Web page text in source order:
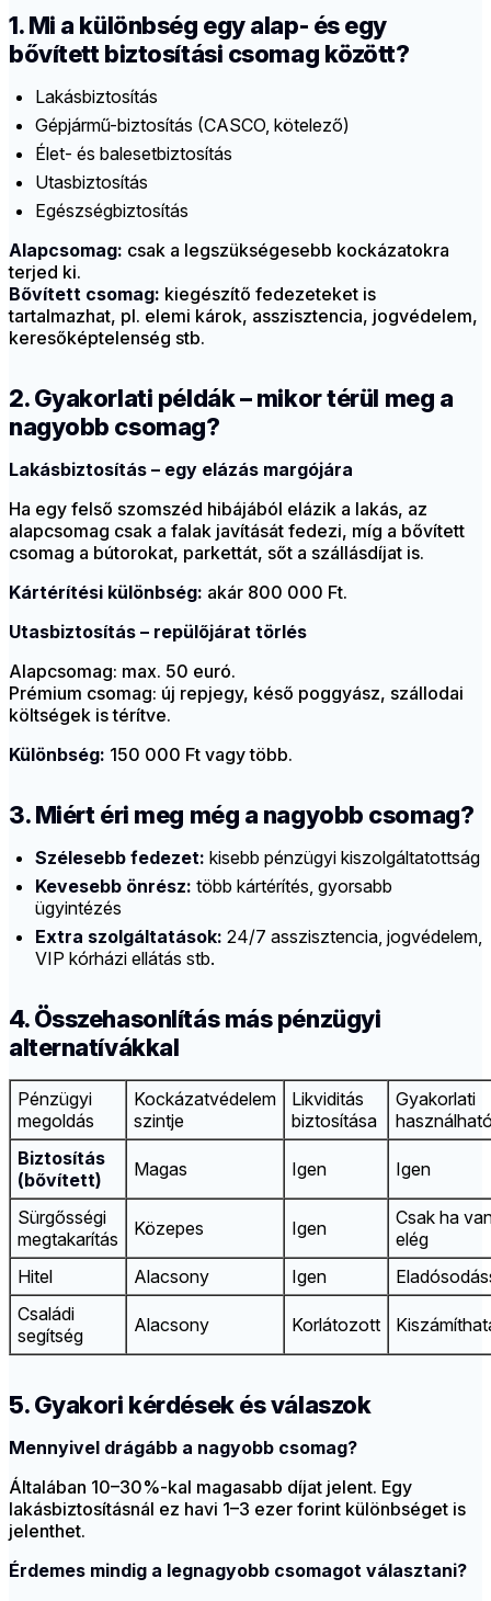
1. Mi a különbség egy alap- és egy
bővített biztosítási csomag között?
Lakásbiztosítás
Gépjármű-biztosítás (CASCO, kötelező)
Élet- és balesetbiztosítás
Utasbiztosítás
Egészségbiztosítás
Alapcsomag: csak a legszükségesebb kockázatokra
terjed ki.
Bővített csomag: kiegészítő fedezeteket is
tartalmazhat, pl. elemi károk, asszisztencia, jogvédelem,
keresőképtelenség stb.
2. Gyakorlati példák – mikor térül meg a
nagyobb csomag?
Lakásbiztosítás – egy elázás margójára
Ha egy felső szomszéd hibájából elázik a lakás, az
alapcsomag csak a falak javítását fedezi, míg a bővített
csomag a bútorokat, parkettát, sőt a szállásdíjat is.
Kártérítési különbség: akár 800 000 Ft.
Utasbiztosítás – repülőjárat törlés
Alapcsomag: max. 50 euró.
Prémium csomag: új repjegy, késő poggyász, szállodai
költségek is térítve.
Különbség: 150 000 Ft vagy több.
3. Miért éri meg még a nagyobb csomag?
Szélesebb fedezet: kisebb pénzügyi kiszolgáltatottság
Kevesebb önrész: több kártérítés, gyorsabb
ügyintézés
Extra szolgáltatások: 24/7 asszisztencia, jogvédelem,
VIP kórházi ellátás stb.
4. Összehasonlítás más pénzügyi
alternatívákkal
Pénzügyi
megoldás
Kockázatvédelem
szintje
Likviditás
biztosítása
Gyakorlati
Biztosítás
(bővített)
Magas Igen Igen
Sürgősségi
megtakarítás
Közepes Igen
Csak ha
elég
Hitel
Alacsony Igen
Családi
segítség
Alacsony Korlátozott
5. Gyakori kérdések és válaszok
Mennyivel drágább a nagyobb csomag?
Általában 10–30%-kal magasabb díjat jelent. Egy
lakásbiztosításnál ez havi 1–3 ezer forint különbséget is
jelenthet.
Érdemes mindig a legnagyobb csomagot választani?